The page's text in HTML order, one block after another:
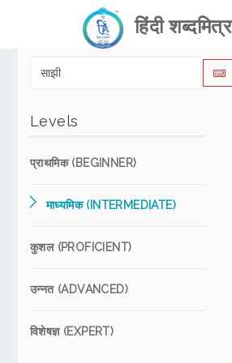
हिंदी शब्दमित्र
Levels
प्राथमिक (BEGINNER)
माध्यमिक (INTERMEDIATE)
कुशल (PROFICIENT)
उन्नत (ADVANCED)
विशेषज्ञ (EXPERT)